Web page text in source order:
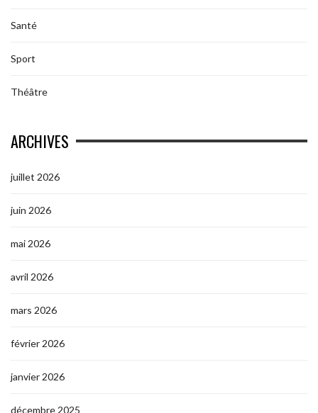
Santé
Sport
Théâtre
ARCHIVES
juillet 2026
juin 2026
mai 2026
avril 2026
mars 2026
février 2026
janvier 2026
décembre 2025